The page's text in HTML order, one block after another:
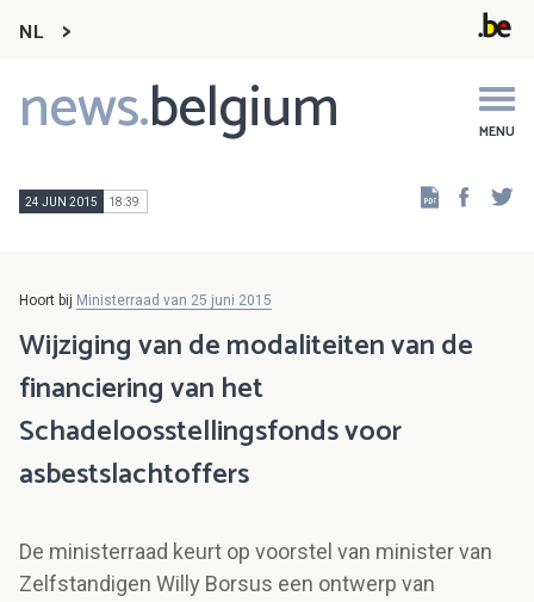
NL
news.belgium MENU
Main
navigation
24 JUN 2015 18:39
Hoort bij Ministerraad van 25 juni 2015
Wijziging van de modaliteiten van de
financiering van het
Schadeloosstellingsfonds voor
asbestslachtoffers
De ministerraad keurt op voorstel van minister van
Zelfstandigen Willy Borsus een ontwerp van